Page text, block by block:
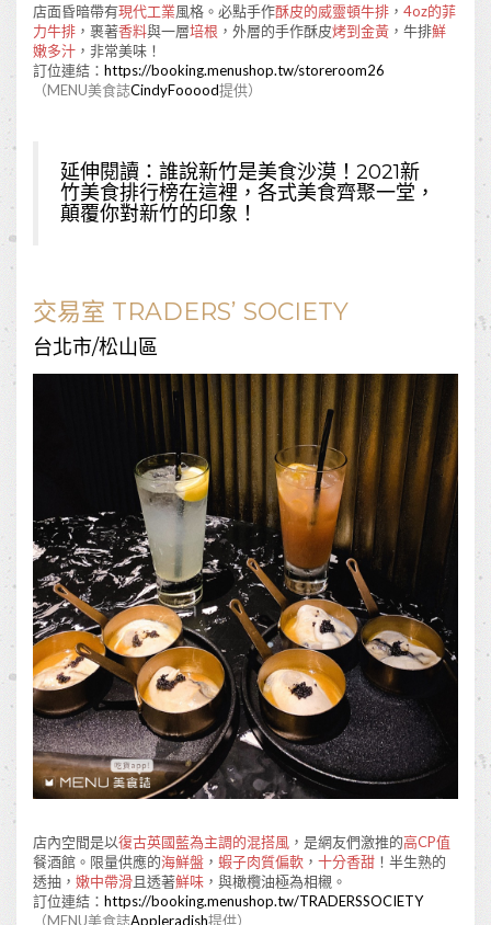
店面昏暗帶有現代工業風格。必點手作酥皮的威靈頓牛排 ， 4oz的菲
力牛排 ，裹著香料與一層培根 ，外層的手作酥皮烤到金黃 ，牛排鮮
嫩多汁 ，非常美味！
訂位連結： https://booking.menushop.tw/storeroom26
（MENU美食誌CindyFooood提供）
延伸閱讀： 誰說新竹是美食沙漠！2021新
竹美食排行榜在這裡，各式美食齊聚一堂，
顛覆你對新竹的印象！
交易室 TRADERS’ SOCIETY
台北市/松山區
店內空間是以復古英國藍為主調的混搭風 ，是網友們激推的高CP值
餐酒館。限量供應的海鮮盤 ， 蝦子肉質偏軟 ， 十分香甜 ！半生熟的
透抽， 嫩中帶滑且透著鮮味 ，與橄欖油極為相櫬。
訂位連結： https://booking.menushop.tw/TRADERSSOCIETY
（MENU美食誌Appleradish提供）